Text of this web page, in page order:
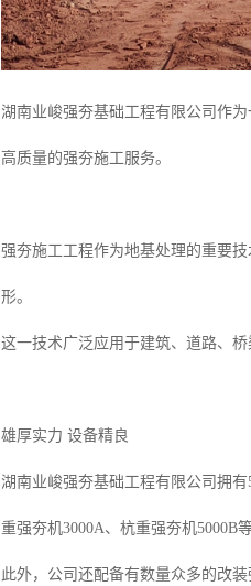
湖南业峻强夯基础工程有限公司作
高质量的强夯施工服务。
强夯施工工程作为地基处理的重要
形。
这一技术广泛应用于建筑、道路、
雄厚实力 设备精良
湖南业峻强夯基础工程有限公司拥
重强夯机3000A、杭重强夯机5000B
此外，公司还配备有数量众多的改